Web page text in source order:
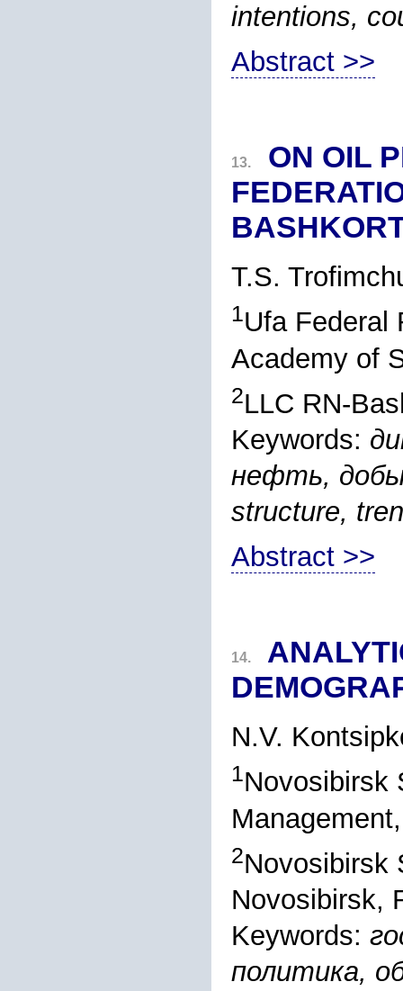
intentions,
Abstract >>
13.
ON OIL
T.S.
1Ufa Federal
Academy of
2LLC RN-
Keywords:
нефть,
structure,
Abstract >>
14.
N.V.
1Novosibirsk
2Novosibirsk
Novosibirsk,
Keywords:
политика,